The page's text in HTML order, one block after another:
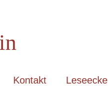
Kontakt Leseecke